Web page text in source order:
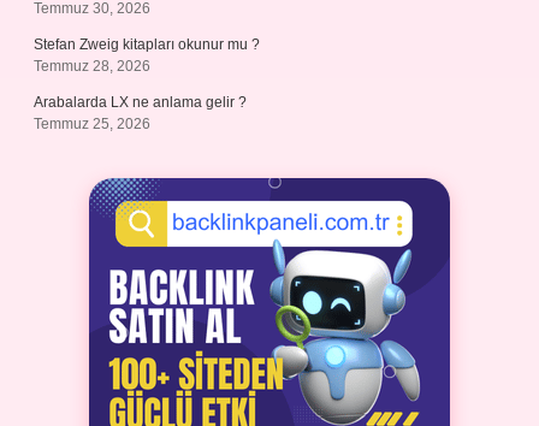
Temmuz 30, 2026
Stefan Zweig kitapları okunur mu ?
Temmuz 28, 2026
Arabalarda LX ne anlama gelir ?
Temmuz 25, 2026